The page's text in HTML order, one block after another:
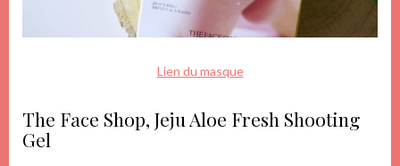
Lien du masque
The Face Shop, Jeju Aloe Fresh Shooting
Gel